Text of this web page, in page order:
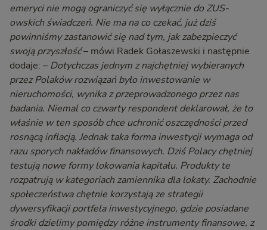
emeryci nie mogą ograniczyć się wyłącznie do ZUS-
owskich świadczeń. Nie ma na co czekać, już dziś
powinniśmy zastanowić się nad tym, jak zabezpieczyć
swoją przyszłość– mówi Radek Gołaszewski i następnie
dodaje: – Dotychczas jednym z najchętniej wybieranych
przez Polaków rozwiązań było inwestowanie w
nieruchomości, wynika z przeprowadzonego przez nas
badania. Niemal co czwarty respondent deklarował, że to
właśnie w ten sposób chce uchronić oszczędności przed
rosnącą inflacją. Jednak taka forma inwestycji wymaga od
razu sporych nakładów finansowych. Dziś Polacy chętniej
testują nowe formy lokowania kapitału. Produkty te
rozpatrują w kategoriach zamiennika dla lokaty. Zachodnie
społeczeństwa chętnie korzystają ze strategii
dywersyfikacji portfela inwestycyjnego, gdzie posiadane
środki dzielimy pomiędzy różne instrumenty finansowe, z